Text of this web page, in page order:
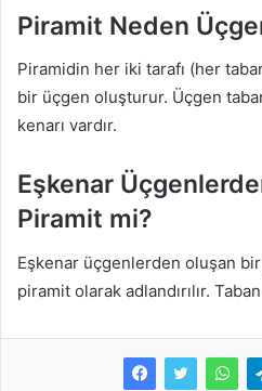
Piramit Neden
Piramidin her iki tarafı (her
bir üçgen oluşturur. Üçgen
kenarı vardır.
Eşkenar
Piramit mi?
Eşkenar üçgenlerden oluşan
piramit olarak adlandırılır.